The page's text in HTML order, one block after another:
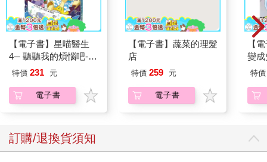
【電子書】星喵醫生
4─ 聽聽我的煩惱吧-假
期挑戰
特價 231 元
電子書
【電子書】蔬菜的理髮
店
特價 259 元
電子書
【
變成
(小
特價
訂購/退換貨須知